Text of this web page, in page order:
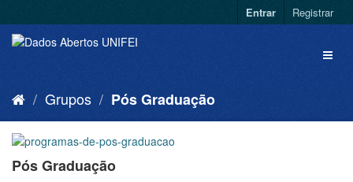
Entrar Registrar
Grupos Pós Graduação
Pós Graduação